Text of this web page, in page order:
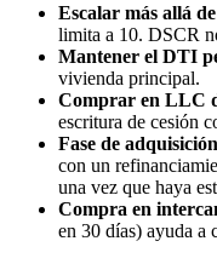
Escalar más allá
limita a 10. DSCR
Mantener el DTI
vivienda principal.
Comprar en LLC
escritura de cesión
Fase de
con un
una vez que haya
Compra en
en 30 días) ayuda a